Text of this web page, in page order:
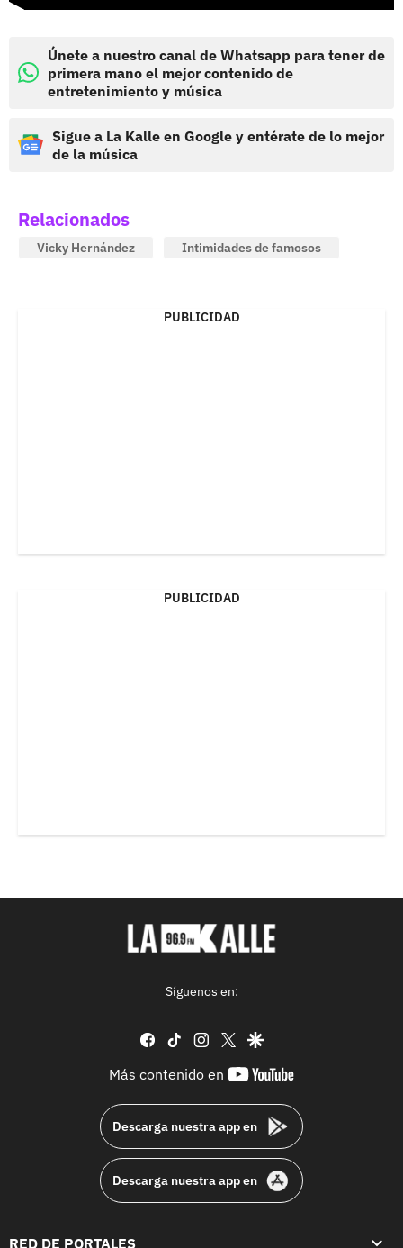
Únete a nuestro canal de Whatsapp para tener de
primera mano el mejor contenido de
entretenimiento y música
Sigue a La Kalle en Google y entérate de lo mejor
de la música
Relacionados
Vicky Hernández Intimidades de famosos
PUBLICIDAD
PUBLICIDAD
Síguenos en:
facebook
tiktok instagram
twittergoogle
Más contenido en
youtube-
Descarga nuestra app en
Descarga nuestra app en
RED DE PORTALES